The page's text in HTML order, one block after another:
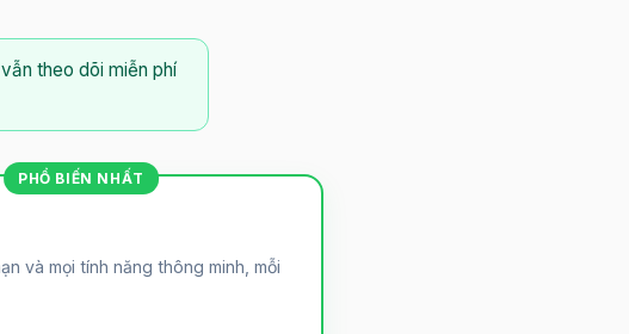
theo dõi miễn phí
PHỔ BIẾN NHẤT
và mọi tính năng thông minh, mỗi